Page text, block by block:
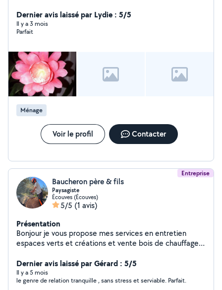
et discrétion. Je suis disponible pour des prestations
rémunérées via les chèques emploi service universels
(CESU) de l'URSSAF, vous assurant simplicité et sécurité
contacter pour discuter de vos besoins. Merci !
Dernier avis laissé par Lydie : 5/5
Il y a 3 mois
Parfait
Ménage
Voir le profil Contacter
Entreprise
Baucheron père & fils
Paysagiste
Écouves (Écouves)
5/5 (1 avis)
Présentation
Bonjour je vous propose mes services en entretien
espaces verts et créations et vente bois de chauffage
de 50%
Dernier avis laissé par Gérard : 5/5
Il y a 5 mois
le genre de relation tranquille , sans stress et serviable. Parfait.